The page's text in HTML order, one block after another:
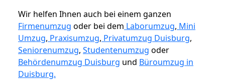
Wir helfen Ihnen auch bei einem ganzen
Firmenumzug oder bei dem Laborumzug, Mini
Umzug, Praxisumzug, Privatumzug Duisburg,
Seniorenumzug, Studentenumzug oder
Behördenumzug Duisburg und Büroumzug in
Duisburg.